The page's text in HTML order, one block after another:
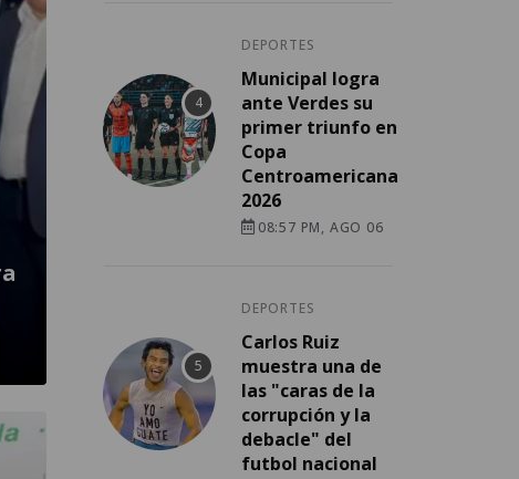
DEPORTES
Municipal logra
ante Verdes su
primer triunfo en
Copa
Centroamericana
2026
08:57 PM, AGO 06
DEPORTES
Carlos Ruiz
muestra una de
las "caras de la
corrupción y la
debacle" del
futbol nacional